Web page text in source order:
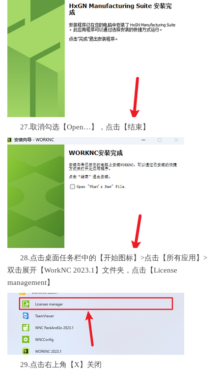
27.取消勾选【Open…】，点击【结束】
28.点击桌面任务栏中的【开始图标】>点击【所有应用】>
双击展开【WorkNC 2023.1】文件夹，点击【License
management】
29.点击右上角【X】关闭